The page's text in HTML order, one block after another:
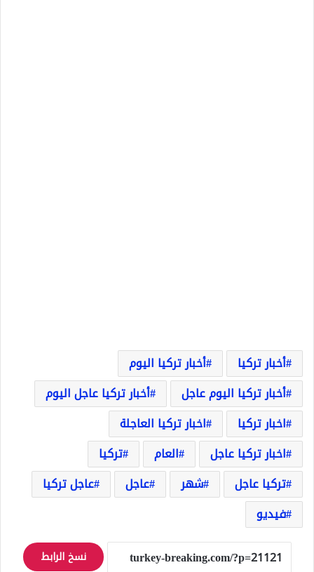
أخبار تركيا
أخبار تركيا اليوم
أخبار تركيا اليوم عاجل
أخبار تركيا عاجل اليوم
اخبار تركيا
اخبار تركيا العاجلة
اخبار تركيا عاجل
العام
تركيا
تركيا عاجل
شهر عاجل
عاجل تركيا
فيديو
نسخ الرابط